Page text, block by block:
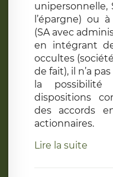
unipersonnelle,
l’épargne) ou
(SA avec
en intégrant
occultes
de fait), il n’a
la
dispositions
des accords
actionnaires.
Lire la suite